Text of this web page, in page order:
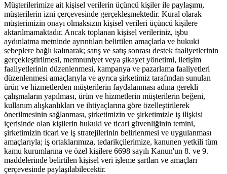
Müşterilerimize ait kişisel verilerin üçüncü kişiler ile paylaşımı,
müşterilerin izni çerçevesinde gerçekleşmektedir. Kural olarak
müşterimizin onayı olmaksızın kişisel verileri üçüncü kişilere
aktarılmamaktadır. Ancak toplanan kişisel verileriniz, işbu
aydınlatma metninde ayrıntıları belirtilen amaçlarla ve hukuki
sebeplere bağlı kalınarak; satış ve satış sonrası destek faaliyetlerinin
gerçekleştirilmesi, memnuniyet veya şikayet yönetimi, iletişim
faaliyetlerinin düzenlenmesi, kampanya ve pazarlama faaliyetleri
düzenlenmesi amaçlarıyla ve ayrıca şirketimiz tarafından sunulan
ürün ve hizmetlerden müşterilerin faydalanması adına gerekli
çalışmaların yapılması, ürün ve hizmetlerin müşterilerin beğeni,
kullanım alışkanlıkları ve ihtiyaçlarına göre özelleştirilerek
önerilmesinin sağlanması, şirketimizin ve şirketimizle iş ilişkisi
içerisinde olan kişilerin hukuki ve ticari güvenliğinin temini,
şirketimizin ticari ve iş stratejilerinin belirlenmesi ve uygulanması
amaçlarıyla; iş ortaklarımıza, tedarikçilerimize, kanunen yetkili tüm
kamu kurumlarına ve özel kişilere 6698 sayılı Kanun'un 8. ve 9.
maddelerinde belirtilen kişisel veri işleme şartları ve amaçları
çerçevesinde paylaşılabilecektir.